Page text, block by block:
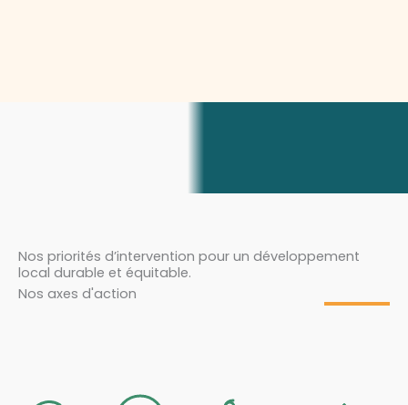
Nos priorités d’intervention pour un développement
local durable et équitable.
Nos axes d'action